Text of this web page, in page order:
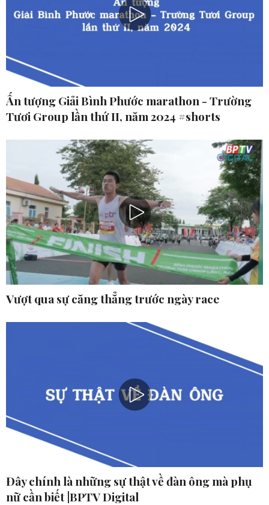
Ấn tượng Giải Bình Phước marathon - Trường
Tươi Group lần thứ II, năm 2024 #shorts
Vượt qua sự căng thẳng trước ngày race
Đây chính là những sự thật về đàn ông mà phụ
nữ cần biết |BPTV Digital